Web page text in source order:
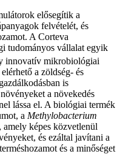
elősegítik a
felvételét, és
A Corteva
tudományos vállalat egyik
innovatív mikrobiológiai
a zöldség- és
is
a növekedés
lássa el. A biológiai termék
a Methylobacterium
amely képes közvetlenül
és ezáltal javítani a
és a minőséget